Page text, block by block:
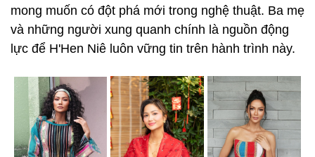
mong muốn có đột phá mới trong nghệ thuật. Ba mẹ
và những người xung quanh chính là nguồn động
lực để H'Hen Niê luôn vững tin trên hành trình này.